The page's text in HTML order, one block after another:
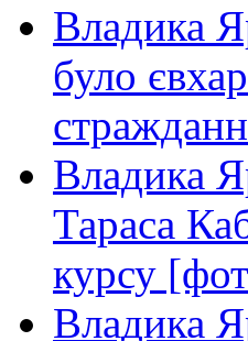
Владика
було
Владика
Тараса
курсу
Владика